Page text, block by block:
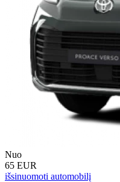
Nuo
65 EUR
išsinuomoti automobilį